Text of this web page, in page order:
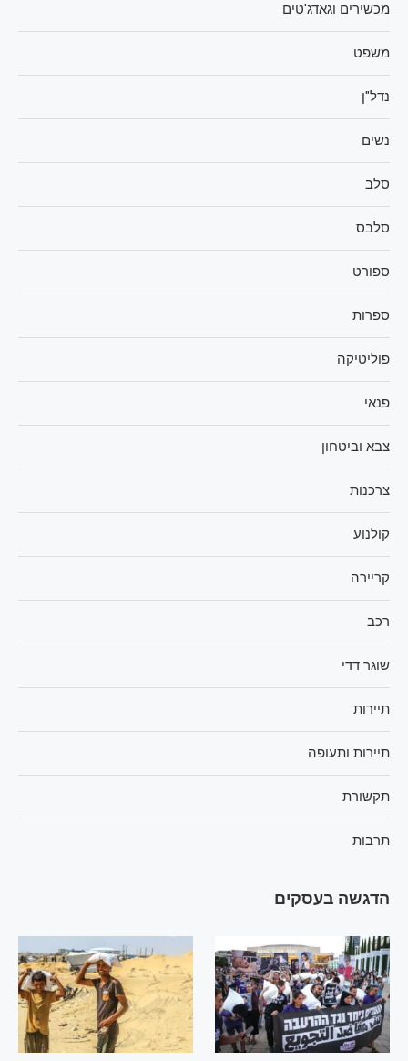
מכשירים וגאדג'טים
משפט
נדל"ן
נשים
סלב
סלבס
ספורט
ספרות
פוליטיקה
פנאי
צבא וביטחון
צרכנות
קולנוע
קריירה
רכב
שוגר דדי
תיירות
תיירות ותעופה
תקשורת
תרבות
הדגשה בעסקים